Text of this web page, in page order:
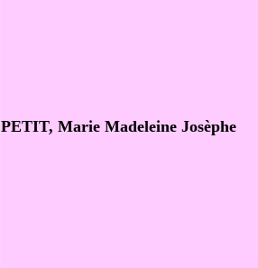
PETIT, Marie Madeleine Josèphe